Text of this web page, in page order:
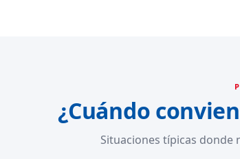
¿Cuándo
Situaciones típicas donde